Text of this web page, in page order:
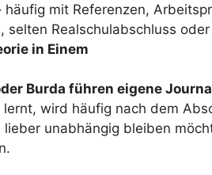
mit Referenzen,
selten Realschulabschluss
in Einem
Burda führen eigene
lernt, wird häufig nach dem
unabhängig bleiben